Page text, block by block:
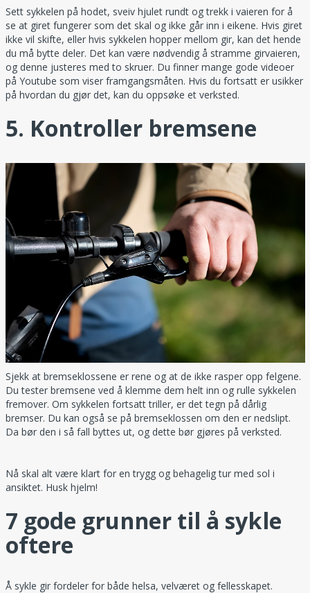
Sett sykkelen på hodet, sveiv hjulet rundt og trekk i vaieren for å
se at giret fungerer som det skal og ikke går inn i eikene. Hvis giret
ikke vil skifte, eller hvis sykkelen hopper mellom gir, kan det hende
du må bytte deler. Det kan være nødvendig å stramme girvaieren,
og denne justeres med to skruer. Du finner mange gode videoer
på Youtube som viser framgangsmåten. Hvis du fortsatt er usikker
på hvordan du gjør det, kan du oppsøke et verksted.
5. Kontroller bremsene
Sjekk at bremseklossene er rene og at de ikke rasper opp felgene.
Du tester bremsene ved å klemme dem helt inn og rulle sykkelen
fremover. Om sykkelen fortsatt triller, er det tegn på dårlig
bremser. Du kan også se på bremseklossen om den er nedslipt.
Da bør den i så fall byttes ut, og dette bør gjøres på verksted.
Nå skal alt være klart for en trygg og behagelig tur med sol i
ansiktet. Husk hjelm!
7 gode grunner til å sykle
oftere
Å sykle gir fordeler for både helsa, velværet og fellesskapet.